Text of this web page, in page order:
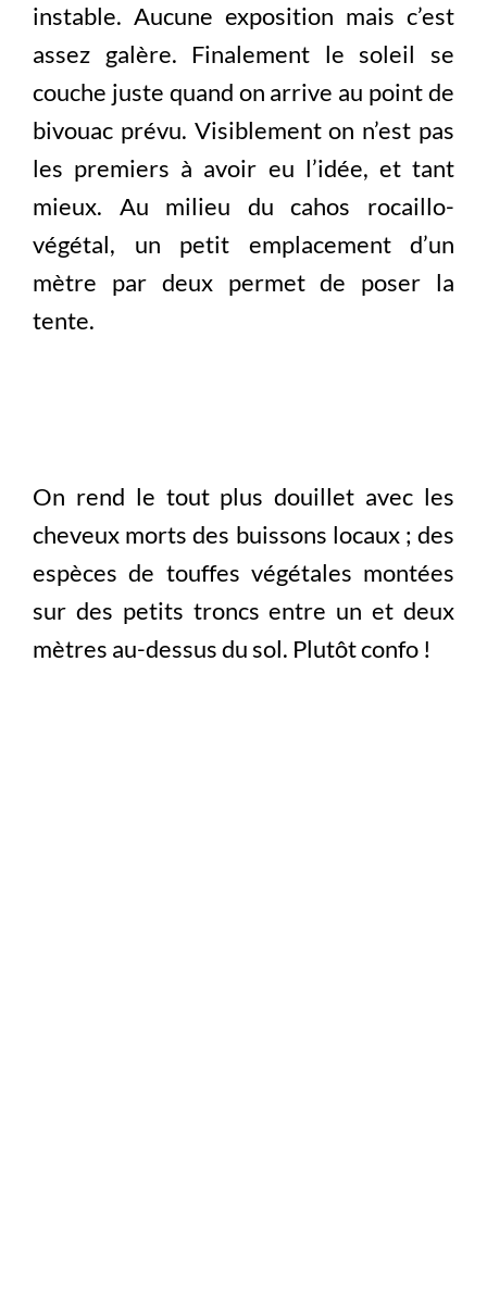
instable. Aucune exposition mais c’est
assez galère. Finalement le soleil se
couche juste quand on arrive au point de
bivouac prévu. Visiblement on n’est pas
les premiers à avoir eu l’idée, et tant
mieux. Au milieu du cahos rocaillo-
végétal, un petit emplacement d’un
mètre par deux permet de poser la
tente.
On rend le tout plus douillet avec les
cheveux morts des buissons locaux ; des
espèces de touffes végétales montées
sur des petits troncs entre un et deux
mètres au-dessus du sol. Plutôt confo !